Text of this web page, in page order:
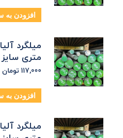
افزودن به
متری سایز 70
117,000 تومان
افزودن به